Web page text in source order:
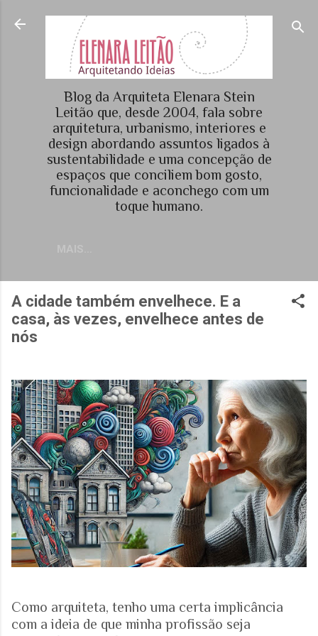
Pular para o conteúdo principal
Blog da Arquiteta Elenara Stein
Leitão que, desde 2004, fala sobre
arquitetura, urbanismo, interiores e
design abordando assuntos ligados à
sustentabilidade e uma concepção de
espaços que conciliem bom gosto,
funcionalidade e aconchego com um
toque humano.
A cidade também envelhece. E a
casa, às vezes, envelhece antes de
nós
Como arquiteta, tenho uma certa implicância
com a ideia de que minha profissão seja